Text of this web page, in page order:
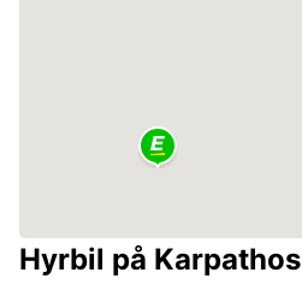
Hyrbil på Karpathos